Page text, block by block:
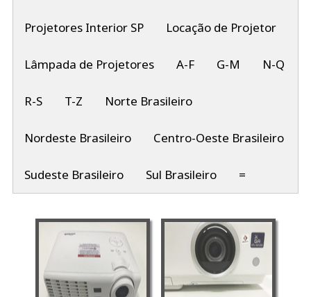
Projetores Interior SP Locação de Projetor
Lâmpada de Projetores A-F G-M N-Q
R-S T-Z Norte Brasileiro
Nordeste Brasileiro Centro-Oeste Brasileiro
Sudeste Brasileiro Sul Brasileiro =